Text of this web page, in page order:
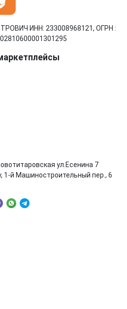
ИНН: 233008968121, ОГРН :
ул.Есенина 7
1-й Машиностроительный пер., 6